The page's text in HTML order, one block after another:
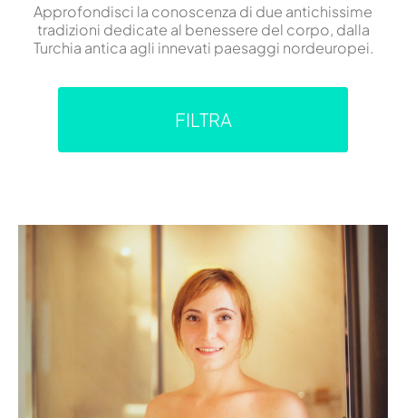
Approfondisci la conoscenza di due antichissime
tradizioni dedicate al benessere del corpo, dalla
Turchia antica agli innevati paesaggi nordeuropei.
FILTRA